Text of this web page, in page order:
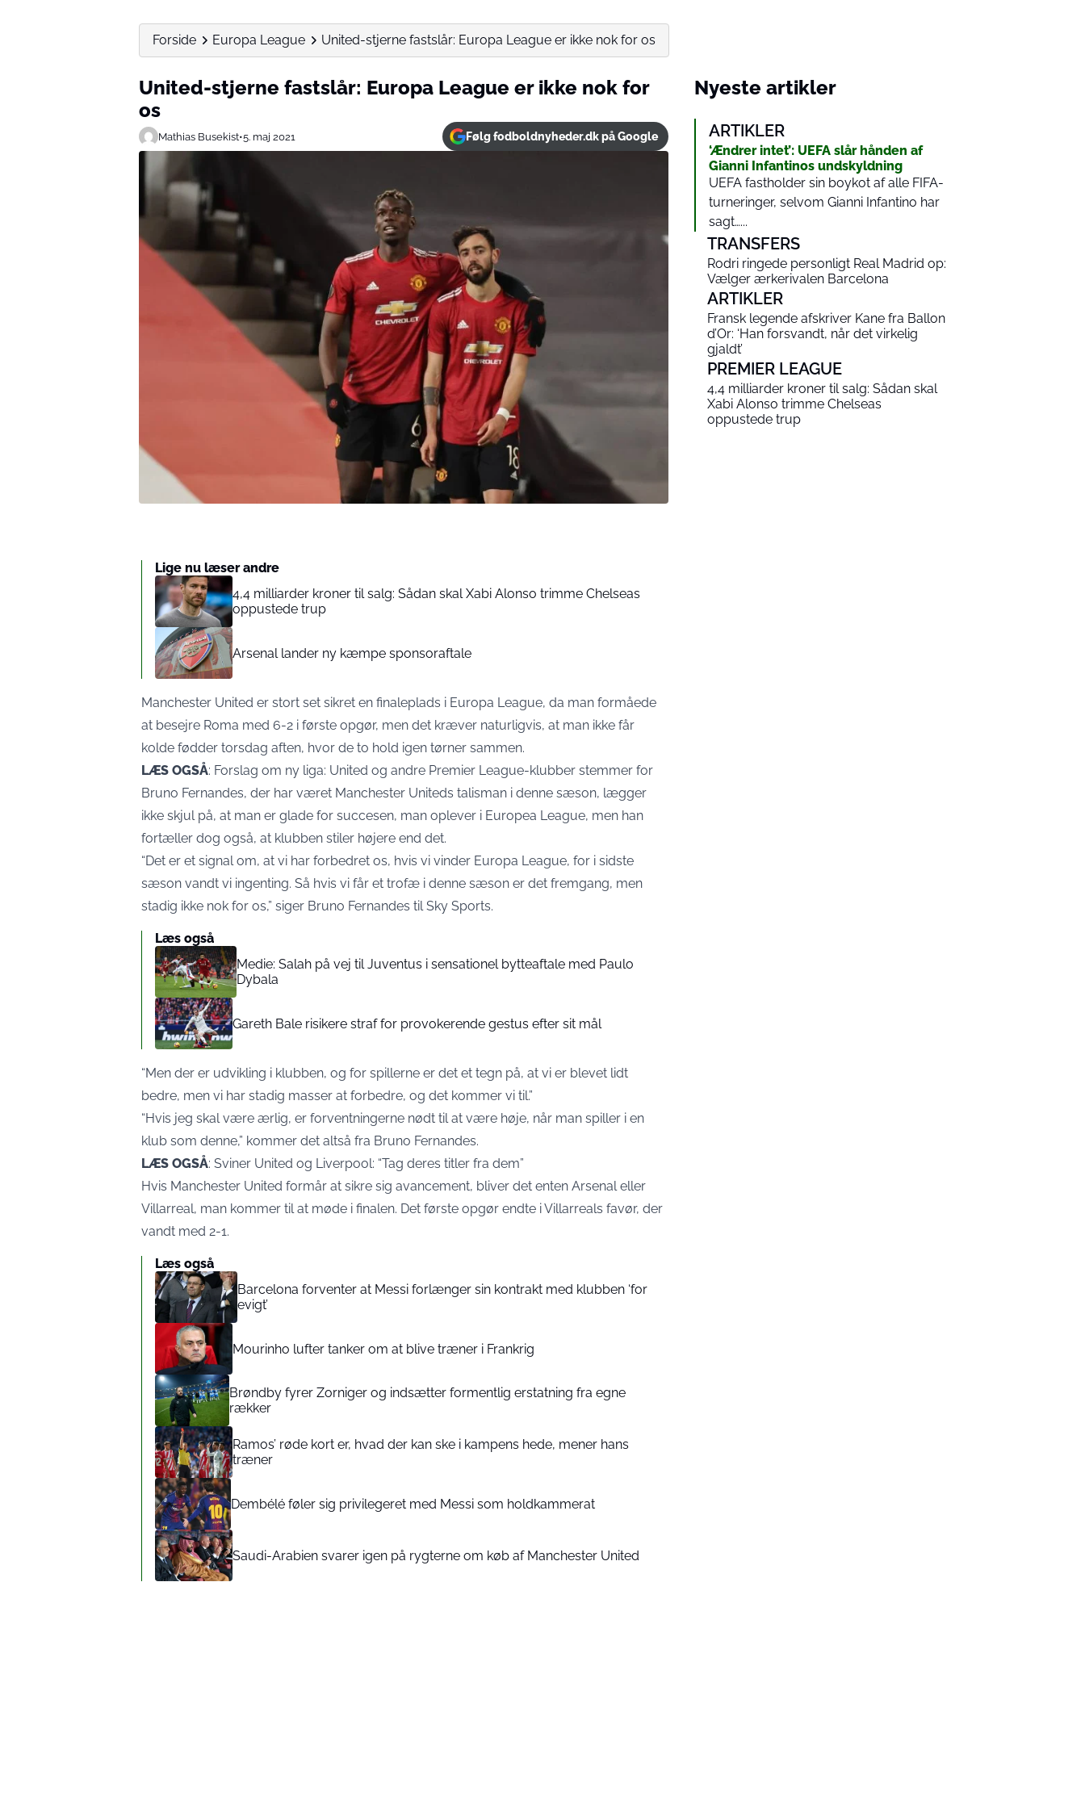
Forside Europa League United-stjerne fastslår: Europa League er ikke nok for os
United-stjerne fastslår: Europa League er ikke nok for
os
Mathias Busekist•5. maj 2021 Følg fodboldnyheder.dk på Google
Lige nu læser andre
4,4 milliarder kroner til salg: Sådan skal Xabi Alonso trimme Chelseas
oppustede trup
Arsenal lander ny kæmpe sponsoraftale
Manchester United er stort set sikret en finaleplads i Europa League, da man formåede
at besejre Roma med 6-2 i første opgør, men det kræver naturligvis, at man ikke får
kolde fødder torsdag aften, hvor de to hold igen tørner sammen.
LÆS OGSÅ: Forslag om ny liga: United og andre Premier League-klubber stemmer for
Bruno Fernandes, der har været Manchester Uniteds talisman i denne sæson, lægger
ikke skjul på, at man er glade for succesen, man oplever i Europea League, men han
fortæller dog også, at klubben stiler højere end det.
“Det er et signal om, at vi har forbedret os, hvis vi vinder Europa League, for i sidste
sæson vandt vi ingenting. Så hvis vi får et trofæ i denne sæson er det fremgang, men
stadig ikke nok for os,” siger Bruno Fernandes til Sky Sports.
Læs også
Medie: Salah på vej til Juventus i sensationel bytteaftale med Paulo
Dybala
Gareth Bale risikere straf for provokerende gestus efter sit mål
“Men der er udvikling i klubben, og for spillerne er det et tegn på, at vi er blevet lidt
bedre, men vi har stadig masser at forbedre, og det kommer vi til.”
“Hvis jeg skal være ærlig, er forventningerne nødt til at være høje, når man spiller i en
klub som denne,” kommer det altså fra Bruno Fernandes.
LÆS OGSÅ: Sviner United og Liverpool: “Tag deres titler fra dem”
Hvis Manchester United formår at sikre sig avancement, bliver det enten Arsenal eller
Villarreal, man kommer til at møde i finalen. Det første opgør endte i Villarreals favør, der
vandt med 2-1.
Læs også
Barcelona forventer at Messi forlænger sin kontrakt med klubben ‘for
evigt’
Mourinho lufter tanker om at blive træner i Frankrig
Brøndby fyrer Zorniger og indsætter formentlig erstatning fra egne
rækker
Ramos’ røde kort er, hvad der kan ske i kampens hede, mener hans
træner
Dembélé føler sig privilegeret med Messi som holdkammerat
Saudi-Arabien svarer igen på rygterne om køb af Manchester United
Nyeste artikler
ARTIKLER
‘Ændrer intet’: UEFA slår hånden af
Gianni Infantinos undskyldning
UEFA fastholder sin boykot af alle FIFA-
turneringer, selvom Gianni Infantino har
sagt…...
TRANSFERS
Rodri ringede personligt Real Madrid op:
Vælger ærkerivalen Barcelona
ARTIKLER
Fransk legende afskriver Kane fra Ballon
d’Or: ‘Han forsvandt, når det virkelig
gjaldt’
PREMIER LEAGUE
4,4 milliarder kroner til salg: Sådan skal
Xabi Alonso trimme Chelseas
oppustede trup